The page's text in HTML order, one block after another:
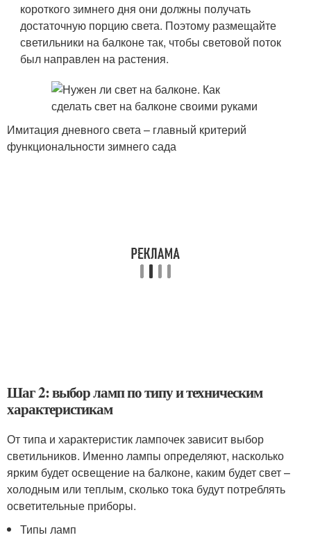
короткого зимнего дня они должны получать
достаточную порцию света. Поэтому размещайте
светильники на балконе так, чтобы световой поток
был направлен на растения.
Имитация дневного света – главный критерий
функциональности зимнего сада
Шаг 2: выбор ламп по типу и техническим
характеристикам
От типа и характеристик лампочек зависит выбор
светильников. Именно лампы определяют, насколько
ярким будет освещение на балконе, каким будет свет –
холодным или теплым, сколько тока будут потреблять
осветительные приборы.
Типы ламп